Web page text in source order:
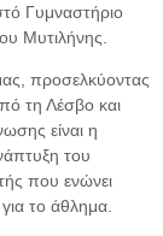
Γυμναστήριο
Μυτιλήνης.
προσελκύοντας
τη Λέσβο και
είναι η
του
που ενώνει
το άθλημα.